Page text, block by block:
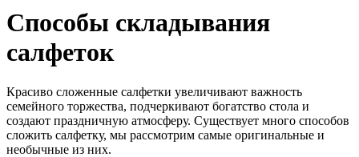
Способы складывания
салфеток
Красиво сложенные салфетки увеличивают важность
семейного торжества, подчеркивают богатство стола и
создают праздничную атмосферу. Существует много способов
сложить салфетку, мы рассмотрим самые оригинальные и
необычные из них.